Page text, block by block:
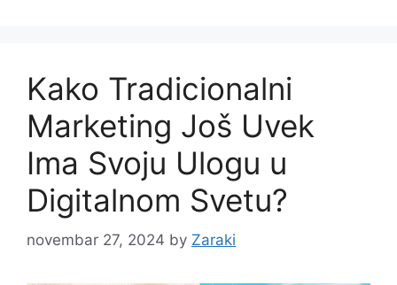
Kako Tradicionalni
Marketing Još Uvek
Ima Svoju Ulogu u
Digitalnom Svetu?
novembar 27, 2024 by Zaraki